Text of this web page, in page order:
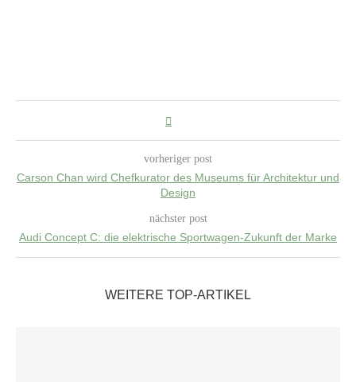
vorheriger post
Carson Chan wird Chefkurator des Museums für Architektur und
Design
nächster post
Audi Concept C: die elektrische Sportwagen-Zukunft der Marke
WEITERE TOP-ARTIKEL